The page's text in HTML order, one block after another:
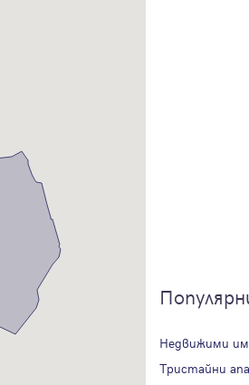
Недвижими
Тристайни
ви! Проверете имейл адрес
ви! Очаквайте скоро да се
Забравена парола